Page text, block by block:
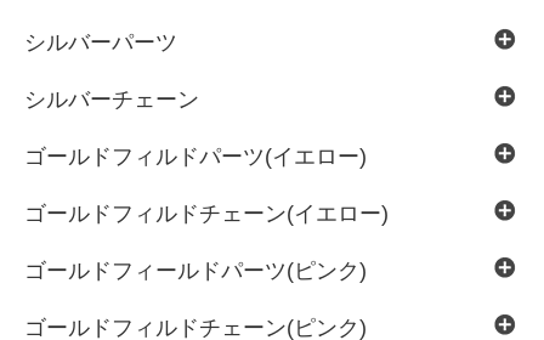
シルバーパーツ
シルバーチェーン
ゴールドフィルドパーツ(イエロー)
ゴールドフィルドチェーン(イエロー)
ゴールドフィールドパーツ(ピンク)
ゴールドフィルドチェーン(ピンク)